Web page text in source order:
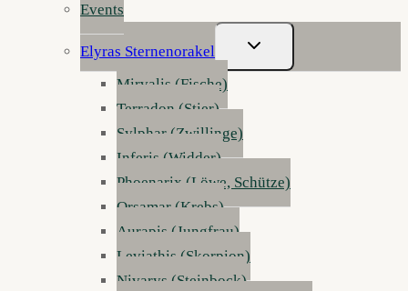
Events
Elyras Sternenorakel
Untermenü
Umschalten
Mirvalis (Fische)
Terradon (Stier)
Sylphar (Zwillinge)
Inferis (Widder)
Phoenarix (Löwe, Schütze)
Orsamar (Krebs)
Aurapis (Jungfrau)
Leviathis (Skorpion)
Nivarys (Steinbock)